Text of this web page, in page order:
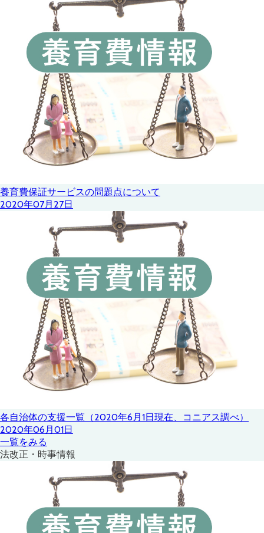
養育費保証サービスの問題点について
2020年07月27日
各自治体の支援一覧（2020年6月1日現在、コニアス調べ）
2020年06月01日
一覧をみる
法改正・時事情報